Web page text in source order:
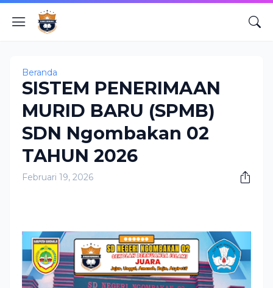
Beranda
SISTEM PENERIMAAN
MURID BARU (SPMB)
SDN Ngombakan 02
TAHUN 2026
Februari 19, 2026